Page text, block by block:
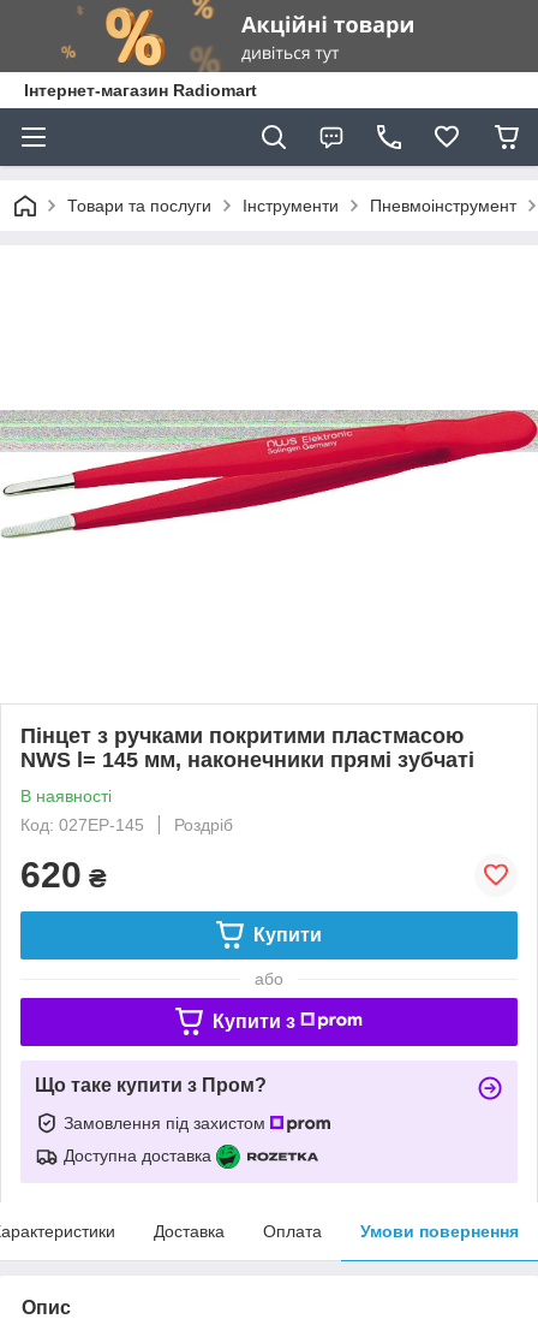
Інтернет-магазин Radiomart
Товари та послуги Інструменти Пневмоінструмент
Пінцет з ручками покритими пластмасою
NWS l= 145 мм, наконечники прямі зубчаті
В наявності
Код: 027EP-145
Роздріб
620 ₴
Купити
або
Купити з
Що таке купити з Пром?
Замовлення під захистом
Доступна доставка
Доставка Оплата Умови повернення
Опис